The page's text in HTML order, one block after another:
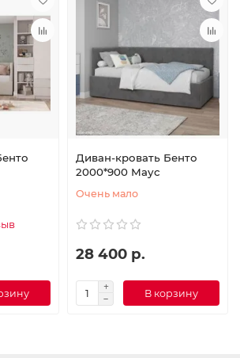
Диван-кровать Бенто
2000*900 Маус
Очень мало
28 400 р.
В корзину